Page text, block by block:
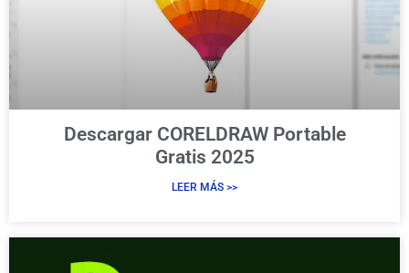
Descargar CORELDRAW Portable
Gratis 2025
LEER MÁS >>